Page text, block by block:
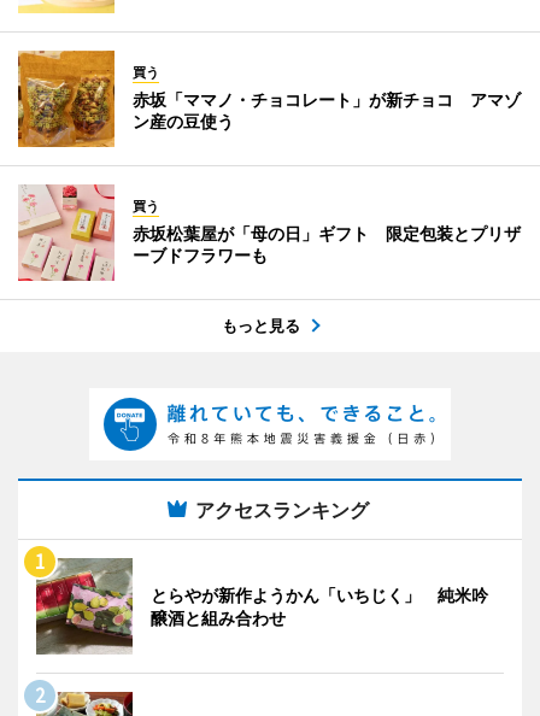
買う
赤坂「ママノ・チョコレート」が新チョコ アマゾ
ン産の豆使う
買う
赤坂松葉屋が「母の日」ギフト 限定包装とプリザ
ーブドフラワーも
もっと見る
アクセスランキング
とらやが新作ようかん「いちじく」 純米吟
醸酒と組み合わせ